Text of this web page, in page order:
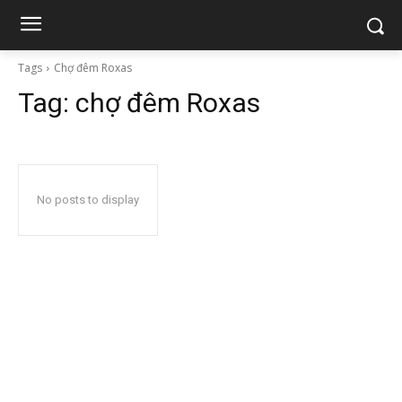
Tags Chợ đêm Roxas
Tag: chợ đêm Roxas
No posts to display